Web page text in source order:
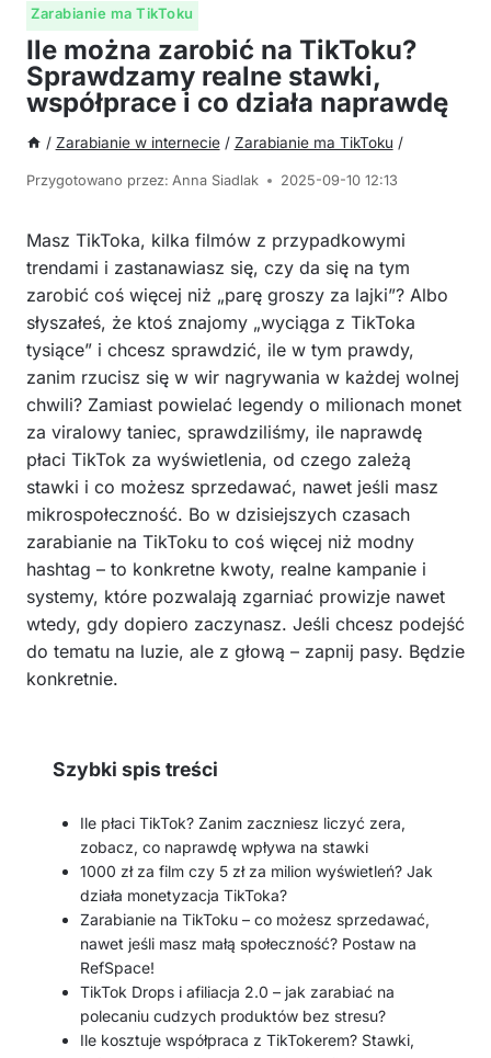
Zarabianie ma TikToku
Ile można zarobić na TikToku?
Sprawdzamy realne stawki,
współprace i co działa naprawdę
/ Zarabianie w internecie / Zarabianie ma TikToku /
Przygotowano przez: Anna Siadlak 2025-09-10 12:13
Masz TikToka, kilka filmów z przypadkowymi
trendami i zastanawiasz się, czy da się na tym
zarobić coś więcej niż „parę groszy za lajki”? Albo
słyszałeś, że ktoś znajomy „wyciąga z TikToka
tysiące” i chcesz sprawdzić, ile w tym prawdy,
zanim rzucisz się w wir nagrywania w każdej wolnej
chwili? Zamiast powielać legendy o milionach monet
za viralowy taniec, sprawdziliśmy, ile naprawdę
płaci TikTok za wyświetlenia, od czego zależą
stawki i co możesz sprzedawać, nawet jeśli masz
mikrospołeczność. Bo w dzisiejszych czasach
zarabianie na TikToku to coś więcej niż modny
hashtag – to konkretne kwoty, realne kampanie i
systemy, które pozwalają zgarniać prowizje nawet
wtedy, gdy dopiero zaczynasz. Jeśli chcesz podejść
do tematu na luzie, ale z głową – zapnij pasy. Będzie
konkretnie.
Szybki spis treści
Ile płaci TikTok? Zanim zaczniesz liczyć zera,
zobacz, co naprawdę wpływa na stawki
1000 zł za film czy 5 zł za milion wyświetleń? Jak
działa monetyzacja TikToka?
Zarabianie na TikToku – co możesz sprzedawać,
nawet jeśli masz małą społeczność? Postaw na
RefSpace!
TikTok Drops i afiliacja 2.0 – jak zarabiać na
polecaniu cudzych produktów bez stresu?
Ile kosztuje współpraca z TikTokerem? Stawki,